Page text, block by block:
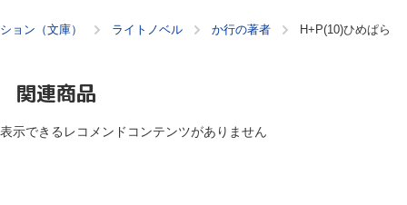
ョン（文庫） ライトノベル か行の著者 H+P(10)ひめぱら
関連商品
表示できるレコメンドコンテンツがありません